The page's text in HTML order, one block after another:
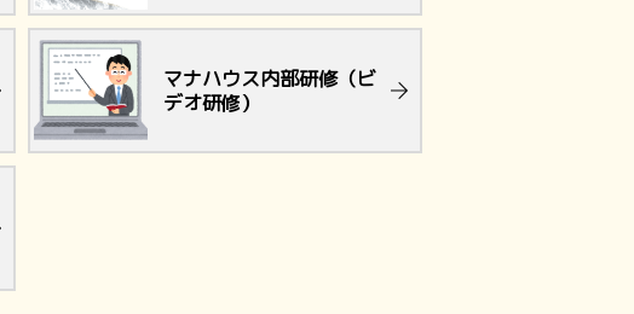
マナハウス内部研修（ビ
デオ研修）